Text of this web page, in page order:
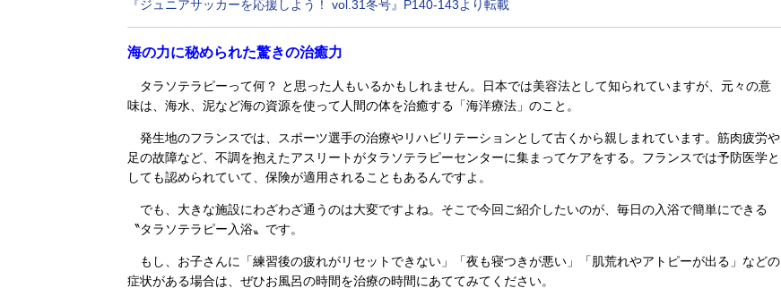
『ジュニアサッカーを応援しよう！ vol.31冬号』P140-143より転載
海の力に秘められた驚きの治癒力
タラソテラピーって何？ と思った人もいるかもしれません。日本では美容法として知られていますが、元々の意
味は、海水、泥など海の資源を使って人間の体を治癒する「海洋療法」のこと。
発生地のフランスでは、スポーツ選手の治療やリハビリテーションとして古くから親しまれています。筋肉疲労や
足の故障など、不調を抱えたアスリートがタラソテラピーセンターに集まってケアをする。フランスでは予防医学と
しても認められていて、保険が適用されることもあるんですよ。
でも、大きな施設にわざわざ通うのは大変ですよね。そこで今回ご紹介したいのが、毎日の入浴で簡単にできる
〝タラソテラピー入浴〟です。
もし、お子さんに「練習後の疲れがリセットできない」「夜も寝つきが悪い」「肌荒れやアトピーが出る」などの
症状がある場合は、ぜひお風呂の時間を治療の時間にあててみてください。